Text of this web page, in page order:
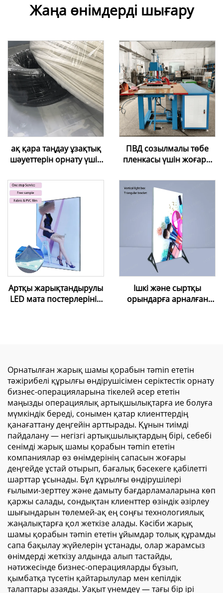
Жаңа өнімдерді шығару
ақ қара таңдау ұзақтық
шәуеттерін орнату үшін
шәуеті сапасы жоғары
ПВД созылмалы төбе
пленкасы үшін жоғары
машинасы
Артқы жарықтандырулы
LED мата постерлерінің
Ішкі және сыртқы
орындарға арналған
шамдық тақта,
жарнамалық мақсатта
Орнатылған жарық шамы қорабын тәmin ететін
тәжірибелі құрылғы өндірушісімен серіктестік орнату
бизнес-операцияларына тікелей әсер ететін
маңызды операциялық артықшылықтарға ие болуға
мүмкіндік береді, сонымен қатар клиенттердің
қанағаттану деңгейін арттырады. Құнын тиімді
пайдалану — негізгі артықшылықтардың бірі, себебі
сенімді жарық шамы қорабын тәmin ететін
компаниялар өз өнімдерінің сапасын жоғары
деңгейде ұстай отырып, бағалық бәсекеге қабілетті
шарттар ұсынады. Бұл құрылғы өндірушілері
ғылыми-зерттеу және дамыту бағдарламаларына көп
қаржы салады, сондықтан клиенттер өзіндік әзірлеу
шығындарын төлемей-ақ ең соңғы технологиялық
жаңалықтарға қол жеткізе алады. Кәсіби жарық
шамы қорабын тәmin ететін ұйымдар толық құрамды
сапа бақылау жүйелерін ұстанады, олар жарамсыз
өнімдерді жеткізу алдында алып тастайды,
нәтижесінде бизнес-операцияларды бұзып,
қымбатқа түсетін қайтарылулар мен кепілдік
талаптары азаяды. Уақыт үнемдеу — тағы бір ірі